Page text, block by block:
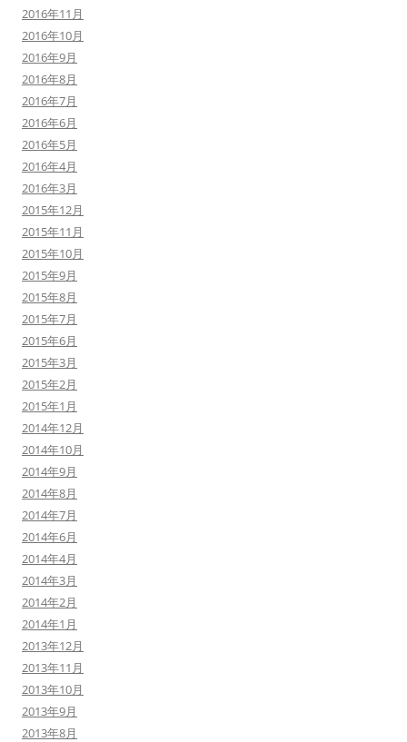
2016年11月
2016年10月
2016年9月
2016年8月
2016年7月
2016年6月
2016年5月
2016年4月
2016年3月
2015年12月
2015年11月
2015年10月
2015年9月
2015年8月
2015年7月
2015年6月
2015年3月
2015年2月
2015年1月
2014年12月
2014年10月
2014年9月
2014年8月
2014年7月
2014年6月
2014年4月
2014年3月
2014年2月
2014年1月
2013年12月
2013年11月
2013年10月
2013年9月
2013年8月